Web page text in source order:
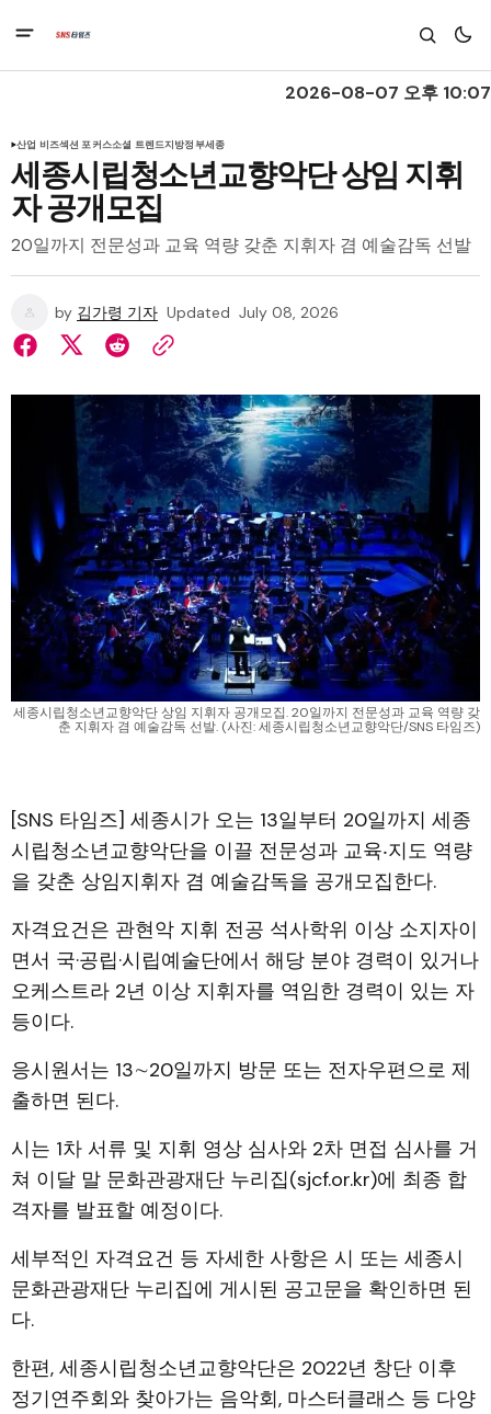
2026-08-07 오후 10:07
산업 비즈섹션 포커스소셜 트렌드지방정부세종
세종시립청소년교향악단 상임 지휘
자 공개모집
20일까지 전문성과 교육 역량 갖춘 지휘자 겸 예술감독 선발
by 김가령 기자 Updated July 08, 2026
세종시립청소년교향악단 상임 지휘자 공개모집. 20일까지 전문성과 교육 역량 갖
춘 지휘자 겸 예술감독 선발. (사진: 세종시립청소년교향악단/SNS 타임즈)
[SNS 타임즈] 세종시가 오는 13일부터 20일까지 세종
시립청소년교향악단을 이끌 전문성과 교육‧지도 역량
을 갖춘 상임지휘자 겸 예술감독을 공개모집한다.
자격요건은 관현악 지휘 전공 석사학위 이상 소지자이
면서 국·공립·시립예술단에서 해당 분야 경력이 있거나
오케스트라 2년 이상 지휘자를 역임한 경력이 있는 자
등이다.
응시원서는 13∼20일까지 방문 또는 전자우편으로 제
출하면 된다.
시는 1차 서류 및 지휘 영상 심사와 2차 면접 심사를 거
쳐 이달 말 문화관광재단 누리집(sjcf.or.kr)에 최종 합
격자를 발표할 예정이다.
세부적인 자격요건 등 자세한 사항은 시 또는 세종시
문화관광재단 누리집에 게시된 공고문을 확인하면 된
다.
한편, 세종시립청소년교향악단은 2022년 창단 이후
정기연주회와 찾아가는 음악회, 마스터클래스 등 다양